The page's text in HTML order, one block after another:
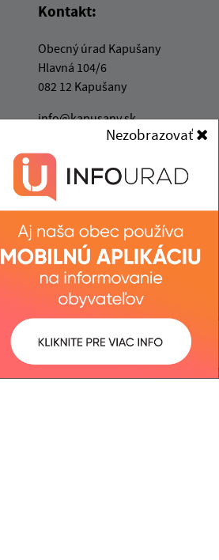
Nezobrazovať
Kontakt:
Obecný úrad Kapušany
Hlavná 104/6
082 12 Kapušany
info@kapusany.sk
+421 517 941 102
IČO: 00327239